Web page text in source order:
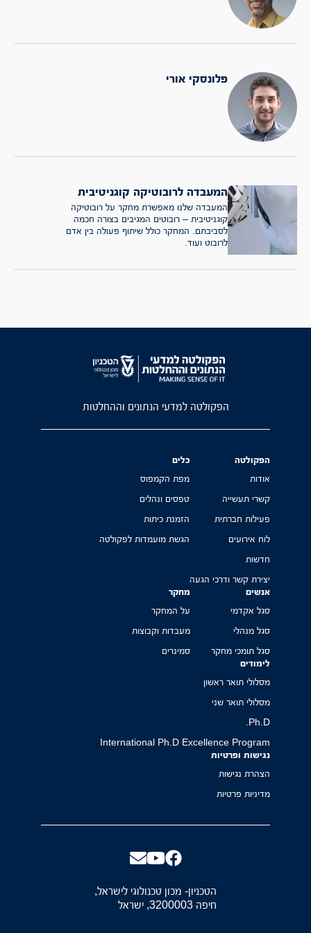
פלונסקי אורי
המעבדה לרובוטיקה קוגניטיבית
המעבדה שלנו מאפשרת מחקר על רובוטיקה
קוגניטיבית – רובוטים המגיבים בצורה חכמה
לסביבתם. המחקר כולל שיתוף פעולה בין אדם
לרובוט ועוד.
הפקולטה למדעי הנתונים וההחלטות
הפקולטה
אודות
קשרי תעשייה
פעילות חברתית
לוח אירועים
חדשות
יצירת קשר ודרכי הגעה
כלים
מפת הקמפוס
טפסים ונהלים
הזמנת כיתות
הגשת מועמדות לפקולטה
אנשים
סגל אקדמי
סגל מנהלי
סגל תומכי מחקר
מחקר
על המחקר
מעבדות וקבוצות
סמינרים
לימודים
מסלולי תואר ראשון
מסלולי תואר שני
Ph.D.
International Ph.D Excellence Program
נגישות ופרטיות
הצהרת נגישות
מדיניות פרטיות
הטכניון- מכון טכנולוגי לישראל,
חיפה 3200003, ישראל